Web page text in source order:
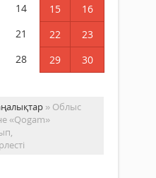
14 15
16
21 22
23
28 29
30
» Облыс
«Qogam»